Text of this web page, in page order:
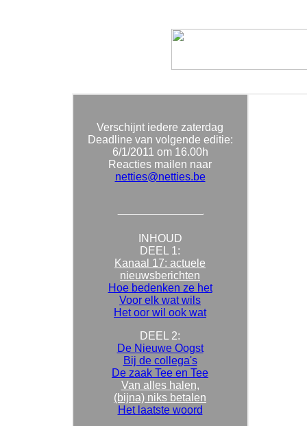
Verschijnt iedere zaterdag
Deadline van volgende editie:
6/1/2011 om 16.00h
Reacties mailen naar
netties@netties.be
INHOUD
DEEL 1:
Kanaal 17: actuele
nieuwsberichten
Hoe bedenken ze het
Voor elk wat wils
Het oor wil ook wat
DEEL 2:
De Nieuwe Oogst
Bij de collega's
De zaak Tee en Tee
Van alles halen,
(bijna) niks betalen
Het laatste woord